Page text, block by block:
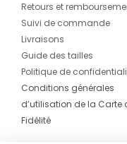
Retours et
Suivi de commande
Livraisons
Guide des tailles
Politique de
Conditions générales
d’utilisation de la Carte
Fidélité